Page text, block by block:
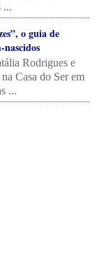
...
o guia de
nascidos
Rodrigues e
Casa do Ser em
...